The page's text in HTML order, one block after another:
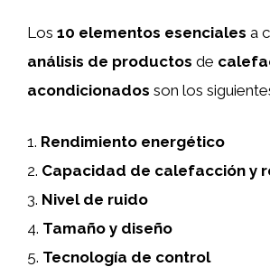
Los 10 elementos esenciales a
análisis de productos de
acondicionados son los
1. Rendimiento energético
2. Capacidad de calefacción y
3. Nivel de ruido
4. Tamaño y diseño
5. Tecnología de control